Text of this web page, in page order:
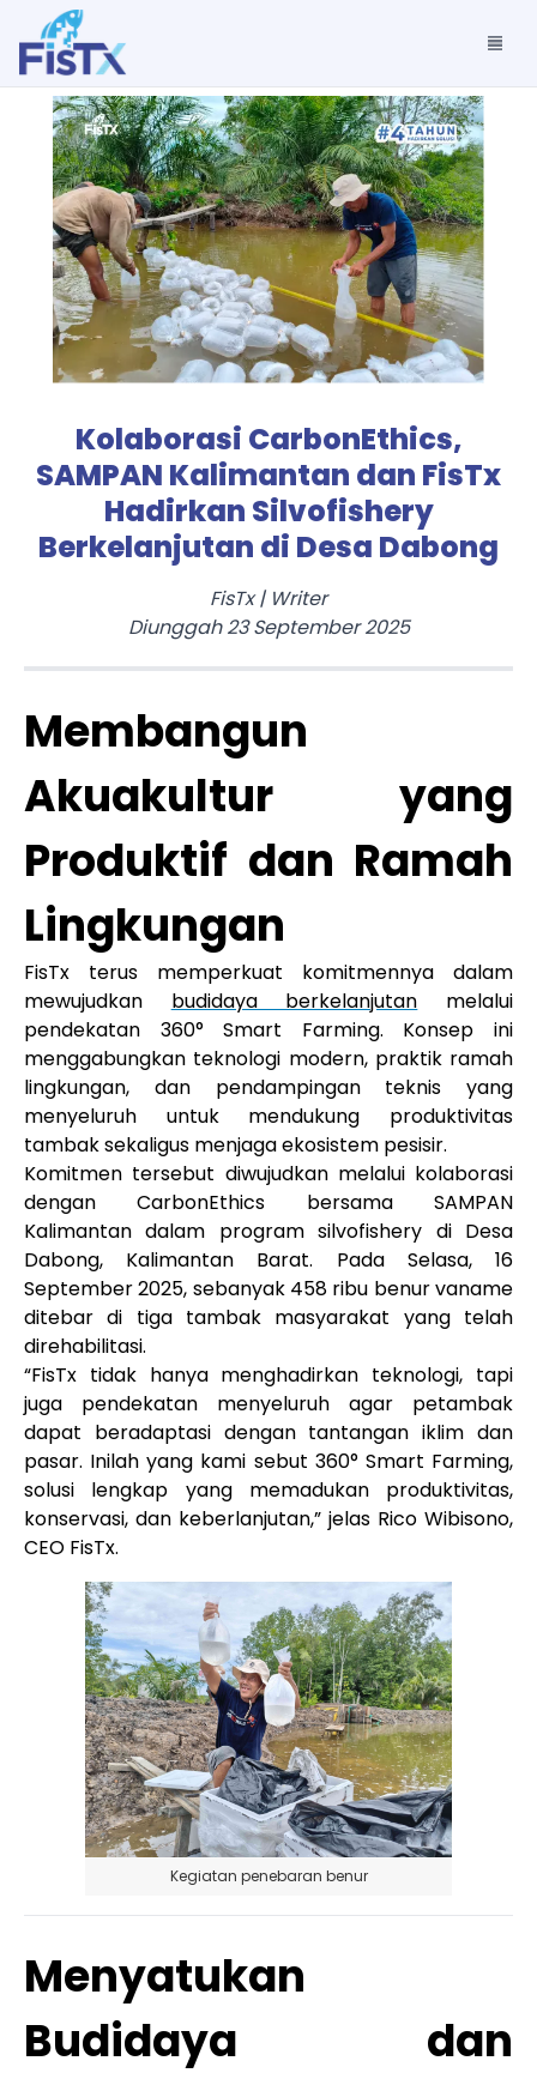
Kolaborasi CarbonEthics,
SAMPAN Kalimantan dan FisTx
Hadirkan Silvofishery
Berkelanjutan di Desa Dabong
FisTx| Writer
Diunggah 23 September 2025
Membangun
Akuakultur yang
Produktif dan Ramah
Lingkungan
FisTx terus memperkuat komitmennya dalam
mewujudkan budidaya berkelanjutan melalui
pendekatan 360° Smart Farming. Konsep ini
menggabungkan teknologi modern, praktik ramah
lingkungan, dan pendampingan teknis yang
menyeluruh untuk mendukung produktivitas
tambak sekaligus menjaga ekosistem pesisir.
Komitmen tersebut diwujudkan melalui kolaborasi
dengan CarbonEthics bersama SAMPAN
Kalimantan dalam program silvofishery di Desa
Dabong, Kalimantan Barat. Pada Selasa, 16
September 2025, sebanyak 458 ribu benur vaname
ditebar di tiga tambak masyarakat yang telah
direhabilitasi.
“FisTx tidak hanya menghadirkan teknologi, tapi
juga pendekatan menyeluruh agar petambak
dapat beradaptasi dengan tantangan iklim dan
pasar. Inilah yang kami sebut 360° Smart Farming,
solusi lengkap yang memadukan produktivitas,
konservasi, dan keberlanjutan,” jelas Rico Wibisono,
CEO FisTx.
Kegiatan penebaran benur
Menyatukan
Budidaya dan